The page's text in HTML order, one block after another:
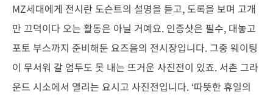
MZ세대에게 전시란 도슨트의 설명을 듣고, 도록을 보며 고개
만 끄덕이다 오는 활동은 아닐 거예요. 인증샷은 필수, 대놓고
포토 부스까지 준비해둔 요즈음의 전시장입니다. 그중 웨이팅
이 무서워 갈 엄두도 못 내는 뜨거운 사진전이 있죠. 서촌 그라
운드 시소에서 열리는 요시고 사진전입니다. ‘따뜻한 휴일의